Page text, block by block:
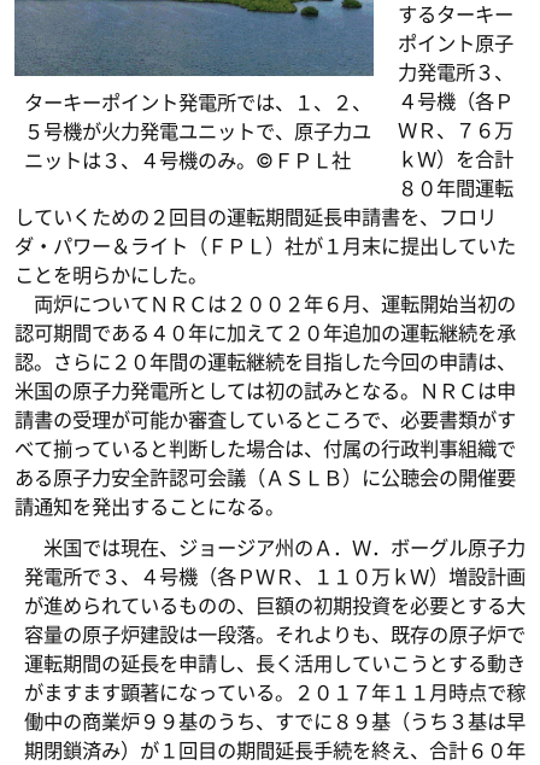
ターキーポイント発電所では、１、２、
５号機が火力発電ユニットで、原子力ユ
ニットは３、４号機のみ。©ＦＰＬ社
するターキー
ポイント原子
力発電所３、
４号機（各Ｐ
ＷＲ、７６万
ｋＷ）を合計
８０年間運転
していくための２回目の運転期間延長申請書を、フロリ
ダ・パワー＆ライト（ＦＰＬ）社が１月末に提出していた
ことを明らかにした。
両炉についてＮＲＣは２００２年６月、運転開始当初の
認可期間である４０年に加えて２０年追加の運転継続を承
認。さらに２０年間の運転継続を目指した今回の申請は、
米国の原子力発電所としては初の試みとなる。ＮＲＣは申
請書の受理が可能か審査しているところで、必要書類がす
べて揃っていると判断した場合は、付属の行政判事組織で
ある原子力安全許認可会議（ＡＳＬＢ）に公聴会の開催要
請通知を発出することになる。
米国では現在、ジョージア州のＡ．Ｗ．ボーグル原子力
発電所で３、４号機（各ＰＷＲ、１１０万ｋＷ）増設計画
が進められているものの、巨額の初期投資を必要とする大
容量の原子炉建設は一段落。それよりも、既存の原子炉で
運転期間の延長を申請し、長く活用していこうとする動き
がますます顕著になっている。２０１７年１１月時点で稼
働中の商業炉９９基のうち、すでに８９基（うち３基は早
期閉鎖済み）が１回目の期間延長手続を終え、合計６０年